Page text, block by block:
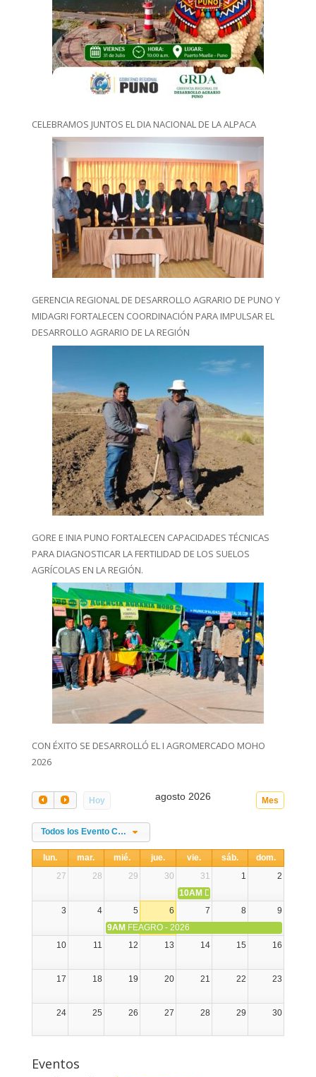
CELEBRAMOS JUNTOS EL DIA NACIONAL DE LA ALPACA
GERENCIA REGIONAL DE DESARROLLO AGRARIO DE PUNO Y
MIDAGRI FORTALECEN COORDINACIÓN PARA IMPULSAR EL
DESARROLLO AGRARIO DE LA REGIÓN
GORE E INIA PUNO FORTALECEN CAPACIDADES TÉCNICAS
PARA DIAGNOSTICAR LA FERTILIDAD DE LOS SUELOS
AGRÍCOLAS EN LA REGIÓN.
CON ÉXITO SE DESARROLLÓ EL I AGROMERCADO MOHO
2026
Hoy Mes
agosto 2026
Todos los Evento Categories
lun. mar. mié. jue. vie. sáb.
dom.
27
28 29 30 31 1
2
10AM DIA NACIONAL DE LA
3
4 5 6 7 8
9
9AM FEAGRO - 2026
10
11 12 13 14 15 16
17 18 19 20 21 22 23
24 25 26 27 28 29 30
Eventos